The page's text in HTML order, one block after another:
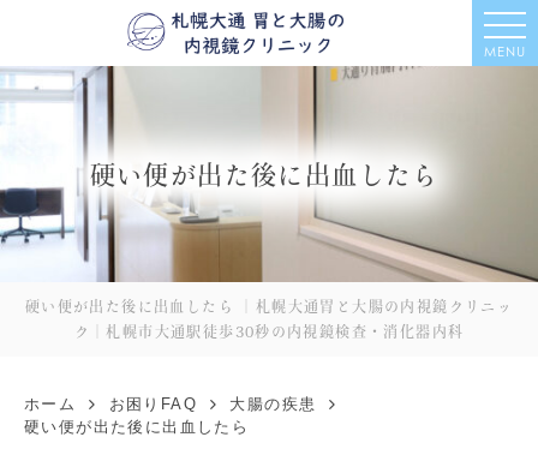
MENU
硬い便が出た後に出血したら
硬い便が出た後に出血したら ｜札幌大通胃と大腸の内視鏡クリニッ
ク｜札幌市大通駅徒歩30秒の内視鏡検査・消化器内科
ホーム お困りFAQ
大腸の疾患
硬い便が出た後に出血したら